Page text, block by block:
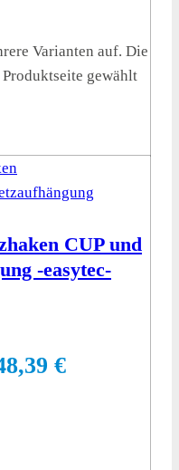
Varianten auf. Die
gewählt
CUP und
-easytec-
€